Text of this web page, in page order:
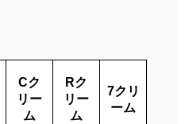
Cク
リー
ム
Rク
リー
ム
7クリ
ーム